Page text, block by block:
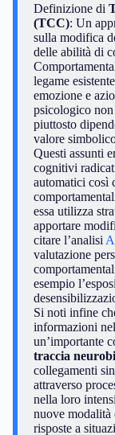
Definizione di
(TCC): Un
sulla modifica
delle abilità di
legame
emozione e
psicologico non
piuttosto
valore
Questi assunti
cognitivi
automatici così
essa utilizza
apportare
citare l’analisi
valutazione
esempio
Si noti infine
informazioni
un’importante
traccia
collegamenti
attraverso
nella loro
nuove modalità
risposte a